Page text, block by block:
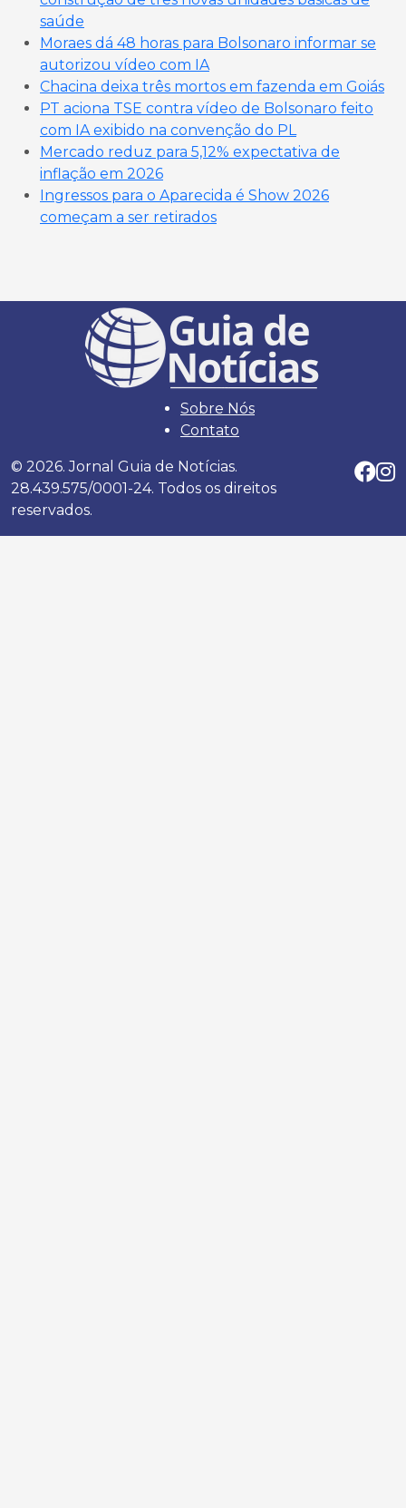
saúde
Moraes dá 48 horas para Bolsonaro informar se
autorizou vídeo com IA
Chacina deixa três mortos em fazenda em Goiás
PT aciona TSE contra vídeo de Bolsonaro feito
com IA exibido na convenção do PL
Mercado reduz para 5,12% expectativa de
inflação em 2026
Ingressos para o Aparecida é Show 2026
começam a ser retirados
Sobre Nós
Contato
© 2026. Jornal Guia de Notícias.
28.439.575/0001-24. Todos os direitos
reservados.